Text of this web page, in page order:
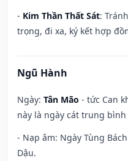
- Kim Thần Thất Sát:
trọng, đi xa, ký kết hợp
Ngũ Hành
Ngày: Tân Mão - tức Can
này là ngày cát trung bình
- Nạp âm: Ngày Tùng
Dậu.